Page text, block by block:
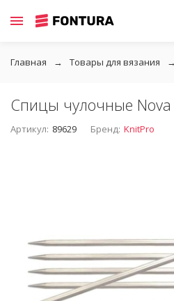
Главная Товары для вязания
Спицы чулочные Nova
Артикул: 89629 Бренд: KnitPro